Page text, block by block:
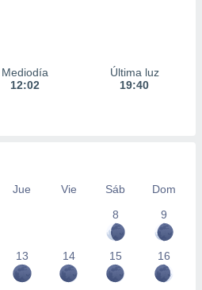
Mediodía
12:02
Última luz
19:40
Jue Vie Sáb
Dom
8
9
13 14 15 16